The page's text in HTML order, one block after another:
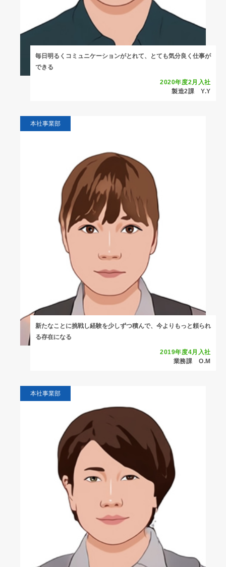
毎日明るくコミュニケーションがとれて、とても気分良く仕事が
できる
2020年度2月入社
製造2課 Y.Y
本社事業部
新たなことに挑戦し経験を少しずつ積んで、今よりもっと頼られ
る存在になる
2019年度4月入社
業務課 O.M
本社事業部